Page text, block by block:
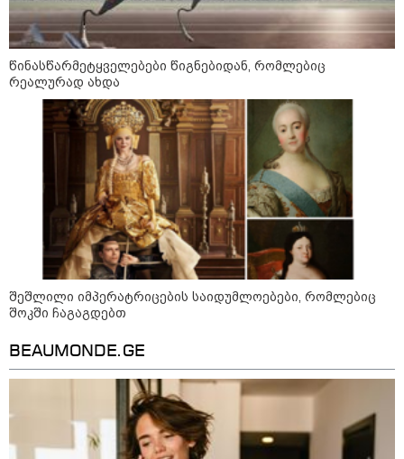
09:00 / 07-08-2026
18 წელი აგვისტოს ომიდან - ტრაგიკული
მოვლენების ქრონოლოგია, რომელიც
22:28 / 07-08-2026
სად იზღუდება მოძრაობა -
თბილისის მერია ინფორმაციას
ავრცელებს
წინასწარმეტყველებები წიგნებიდან, რომლებიც
რეალურად ახდა
შეშლილი იმპერატრიცების საიდუმლოებები, რომლებიც
შოკში ჩაგაგდებთ
BEAUMONDE.GE